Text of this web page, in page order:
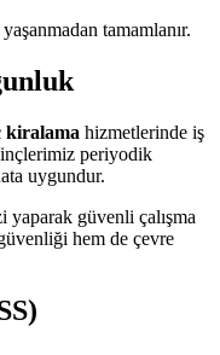
tamamlanır.
kiralama hizmetlerinde iş
periyodik
uygundur.
yaparak güvenli çalışma
hem de çevre